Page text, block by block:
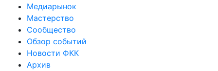
Медиарынок
Мастерство
Сообщество
Обзор событий
Новости ФКК
Архив